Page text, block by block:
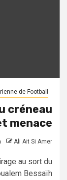
de Football
créneau
menace
Ali Ait Si Amer
au sort du
Bessaïh